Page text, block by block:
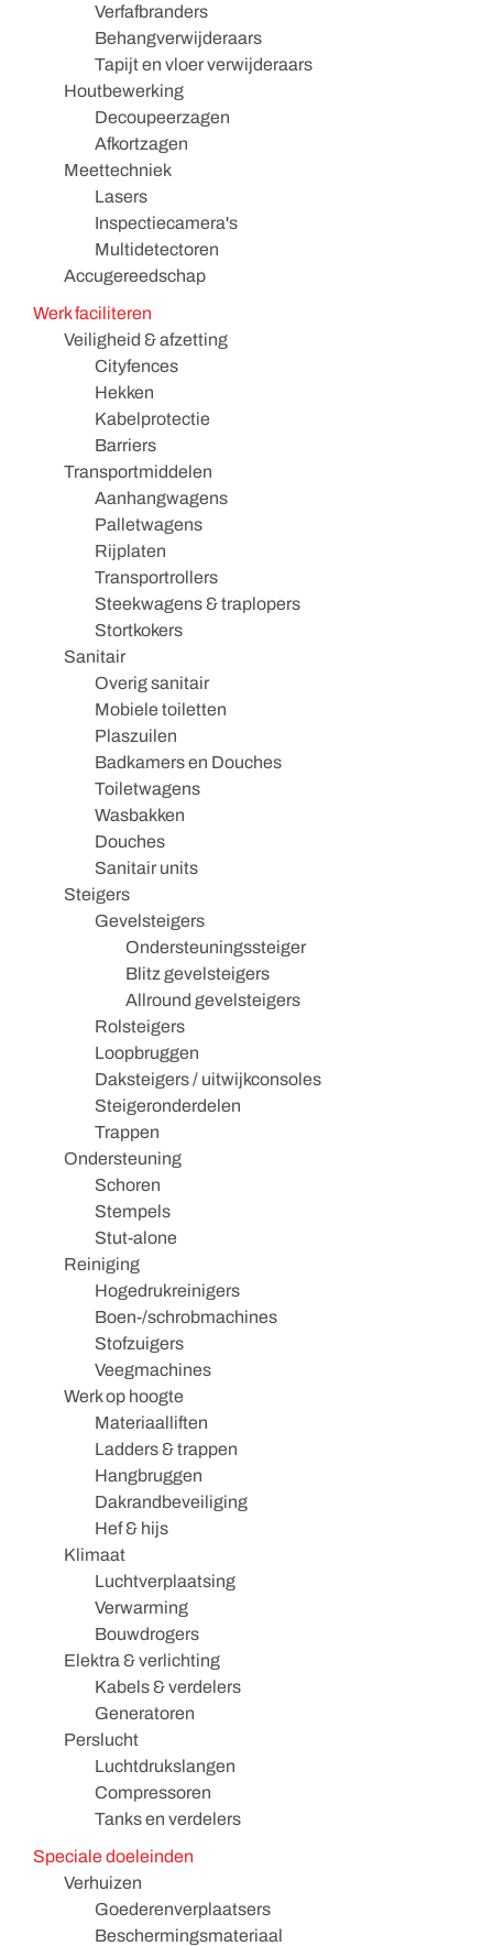
Verfafbranders
Behangverwijderaars
Tapijt en vloer verwijderaars
Houtbewerking
Decoupeerzagen
Afkortzagen
Meettechniek
Lasers
Inspectiecamera's
Multidetectoren
Accugereedschap
Werk faciliteren
Veiligheid & afzetting
Cityfences
Hekken
Kabelprotectie
Barriers
Transportmiddelen
Aanhangwagens
Palletwagens
Rijplaten
Transportrollers
Steekwagens & traplopers
Stortkokers
Sanitair
Overig sanitair
Mobiele toiletten
Plaszuilen
Badkamers en Douches
Toiletwagens
Wasbakken
Douches
Sanitair units
Steigers
Gevelsteigers
Ondersteuningssteiger
Blitz gevelsteigers
Allround gevelsteigers
Rolsteigers
Loopbruggen
Daksteigers / uitwijkconsoles
Steigeronderdelen
Trappen
Ondersteuning
Schoren
Stempels
Stut-alone
Reiniging
Hogedrukreinigers
Boen-/schrobmachines
Stofzuigers
Veegmachines
Werk op hoogte
Materiaalliften
Ladders & trappen
Hangbruggen
Dakrandbeveiliging
Hef & hijs
Klimaat
Luchtverplaatsing
Verwarming
Bouwdrogers
Elektra & verlichting
Kabels & verdelers
Generatoren
Perslucht
Luchtdrukslangen
Compressoren
Tanks en verdelers
Speciale doeleinden
Verhuizen
Goederenverplaatsers
Beschermingsmateriaal